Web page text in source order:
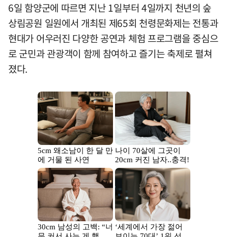
6일 함양군에 따르면 지난 1일부터 4일까지 천년의 숲
상림공원 일원에서 개최된 제65회 천령문화제는 전통과
현대가 어우러진 다양한 공연과 체험 프로그램을 중심으
로 군민과 관광객이 함께 참여하고 즐기는 축제로 펼쳐
졌다.